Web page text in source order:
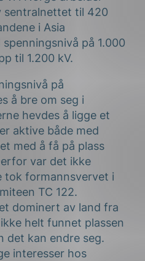
sentralnettet til 420
i Asia
på 1.000
til 1.200 kV.
på
å bre om seg i
hevdes å ligge et
aktive både med
med å få på plass
var det ikke
tok formannsvervet i
TC 122.
dominert av land fra
helt funnet plassen
det kan endre seg.
interesser hos